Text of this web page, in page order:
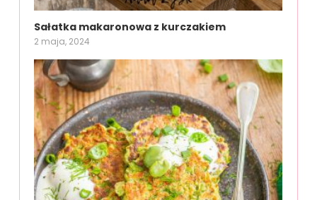
Sałatka makaronowa z kurczakiem
2 maja, 2024